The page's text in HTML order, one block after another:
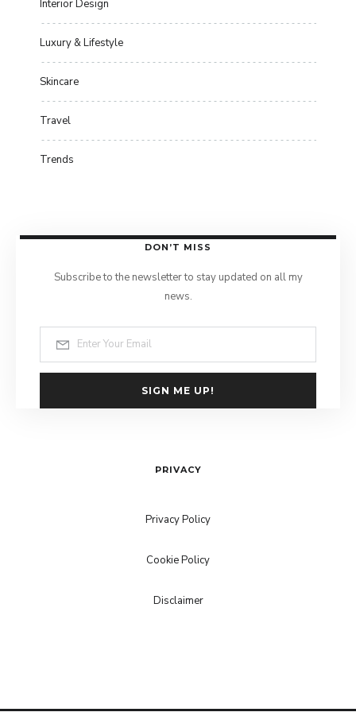
Interior Design
Luxury & Lifestyle
Skincare
Travel
Trends
DON’T MISS
Subscribe to the newsletter to stay updated on all my
news.
SIGN ME UP!
PRIVACY
Privacy Policy
Cookie Policy
Disclaimer